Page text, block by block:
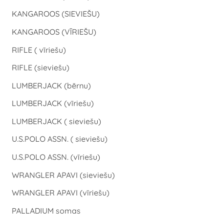
KANGAROOS (SIEVIEŠU)
KANGAROOS (VĪRIEŠU)
RIFLE ( vīriešu)
RIFLE (sieviešu)
LUMBERJACK (bērnu)
LUMBERJACK (vīriešu)
LUMBERJACK ( sieviešu)
U.S.POLO ASSN. ( sieviešu)
U.S.POLO ASSN. (vīriešu)
WRANGLER APAVI (sieviešu)
WRANGLER APAVI (vīriešu)
PALLADIUM somas